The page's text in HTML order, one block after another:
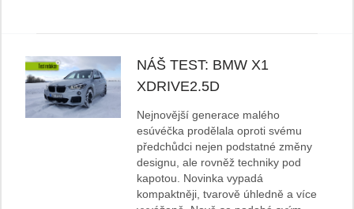
NÁŠ TEST: BMW X1
XDRIVE2.5D
Nejnovější generace malého
esúvéčka prodělala oproti svému
předchůdci nejen podstatné změny
designu, ale rovněž techniky pod
kapotou. Novinka vypadá
kompaktněji, tvarově úhledně a více